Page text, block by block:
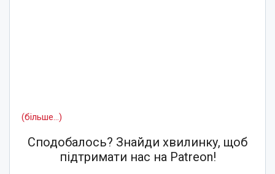
(більше…)
Сподобалось? Знайди хвилинку, щоб
підтримати нас на Patreon!